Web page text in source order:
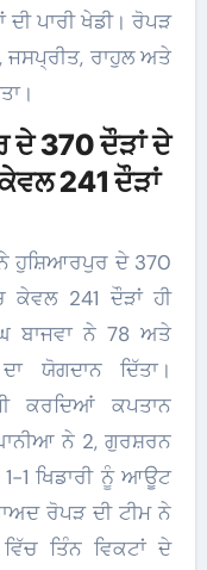
ਦੀ ਪਾਰੀ ਖੇਡੀ। ਰੋਪੜ
ਰਾਹੁਲ ਅਤੇ
ਦੇ 370 ਦੌੜਾਂ ਦੇ
241 ਦੌੜਾਂ
ਹੁਸ਼ਿਆਰਪੁਰ ਦੇ 370
ਕੇਵਲ 241 ਦੌੜਾਂ ਹੀ
ਬਾਜਵਾ ਨੇ 78 ਅਤੇ
ਯੋਗਦਾਨ ਦਿੱਤਾ।
ਕਰਦਿਆਂ ਕਪਤਾਨ
ਨੇ 2, ਗੁਰਸ਼ਰਨ
1 ਖਿਡਾਰੀ ਨੂੰ ਆਊਟ
ਰੋਪੜ ਦੀ ਟੀਮ ਨੇ
ਤਿੰਨ ਵਿਕਟਾਂ ਦੇ